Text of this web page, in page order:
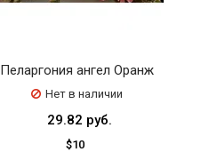
Пеларгония ангел Оранж
Нет в наличии
29.82 руб.
$10